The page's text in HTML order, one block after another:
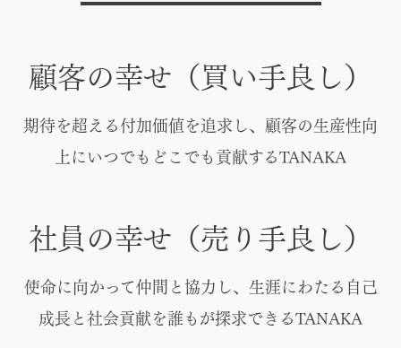
顧客の幸せ （買い手良 し）
期待を超える付加価値を追求し、顧客の生産性向
上にいつでもどこでも貢献するTANAKA
社員の幸せ （売 り 手良 し）
使命に向かって仲間と協力し、生涯にわたる自己
成長と社会貢献を誰もが探求できるTANAKA